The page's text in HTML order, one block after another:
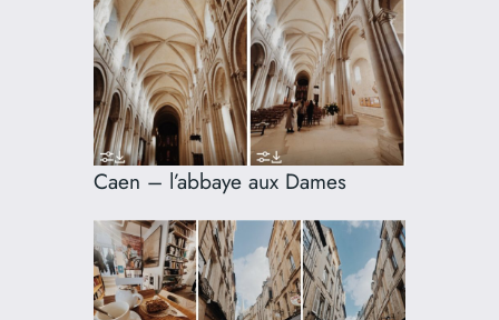
Caen – l’abbaye aux Dames